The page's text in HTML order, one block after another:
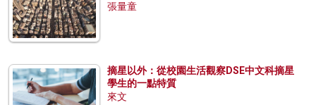
張量童
摘星以外：從校園生活觀察DSE中文科摘星
學生的一點特質
來文